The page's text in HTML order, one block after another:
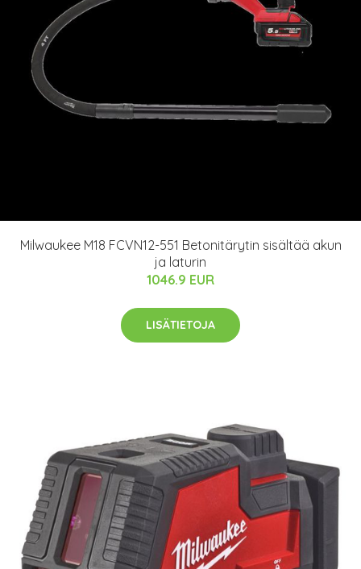
Milwaukee M18 FCVN12-551 Betonitärytin sisältää akun
ja laturin
1046.9 EUR
LISÄTIETOJA